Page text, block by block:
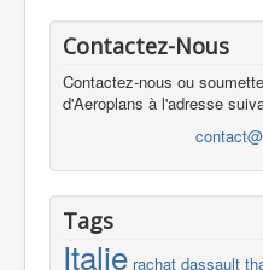
Contactez-Nous
Contactez-nous ou
d'Aeroplans à l'adresse
Tags
Italie rachat dassault